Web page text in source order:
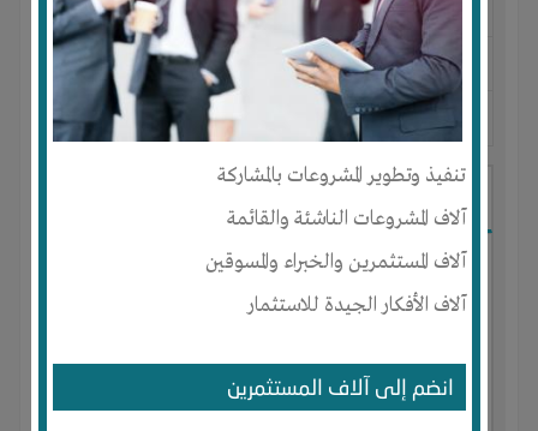
تنفيذ وتطوير المشروعات بالمشاركة
آلاف المشروعات الناشئة والقائمة
آلاف المستثمرين والخبراء والمسوقين
آلاف الأفكار الجيدة للاستثمار
انضم إلى آلاف المستثمرين
لديـه : المال-الخبرات-
-المكان علاقات
المكان :مصر-البحيره-مدينة النوبارية الجديدة
آخر ظهور: : منذ 1 سنة